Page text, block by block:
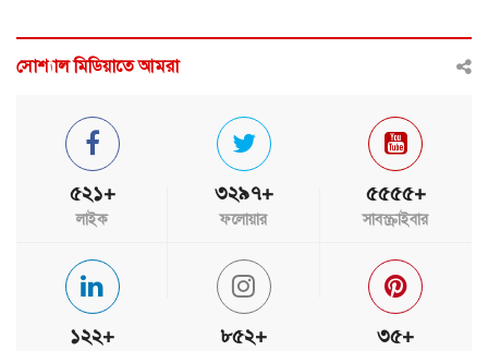
সোশ্যাল মিডিয়াতে আমরা
৫২১+
লাইক
৩২৯৭+
ফলোয়ার
৫৫৫৫+
সাবস্ক্রাইবার
১২২+ ৮৫২+ ৩৫+